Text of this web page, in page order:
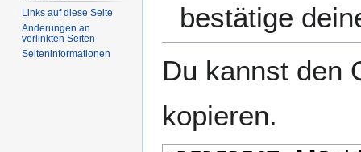
bestätige
Du kannst den
kopieren.
Links auf diese Seite
Änderungen an
verlinkten Seiten
Seiten­­informationen